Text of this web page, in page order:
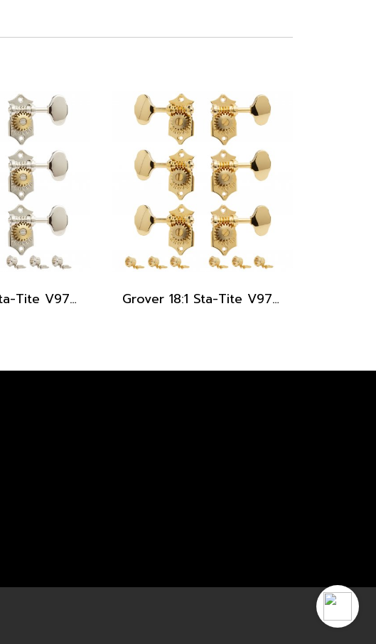
Grover 18:1 Sta-Tite V97-18NA 3x3 Machine Heads, Nickel Grover 18:1 Sta-Tite V97-18GA 3x3 Machine Heads, Gold